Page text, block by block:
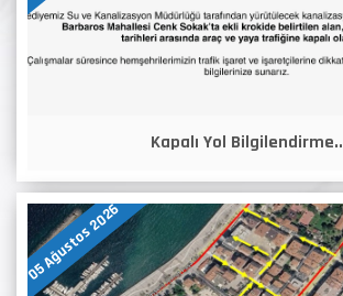
Kapalı Yol Bilgilendirme..
05 Ağustos 2026